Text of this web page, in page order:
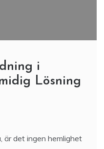
i
Lösning
är det ingen hemlighet